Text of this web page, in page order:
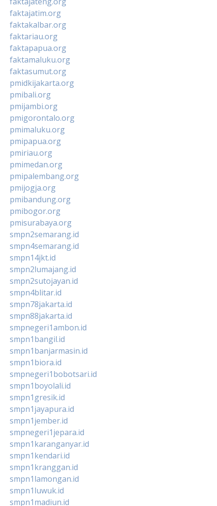
faktajatim.org
faktakalbar.org
faktariau.org
faktapapua.org
faktamaluku.org
faktasumut.org
pmidkijakarta.org
pmibali.org
pmijambi.org
pmigorontalo.org
pmimaluku.org
pmipapua.org
pmiriau.org
pmimedan.org
pmipalembang.org
pmijogja.org
pmibandung.org
pmibogor.org
pmisurabaya.org
smpn2semarang.id
smpn4semarang.id
smpn14jkt.id
smpn2lumajang.id
smpn2sutojayan.id
smpn4blitar.id
smpn78jakarta.id
smpn88jakarta.id
smpnegeri1ambon.id
smpn1bangil.id
smpn1banjarmasin.id
smpn1biora.id
smpnegeri1bobotsari.id
smpn1boyolali.id
smpn1gresik.id
smpn1jayapura.id
smpn1jember.id
smpnegeri1jepara.id
smpn1karanganyar.id
smpn1kendari.id
smpn1kranggan.id
smpn1lamongan.id
smpn1luwuk.id
smpn1madiun.id